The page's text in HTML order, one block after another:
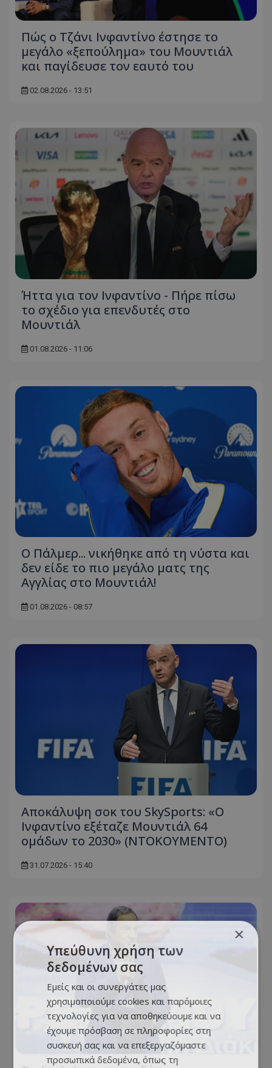
Πώς ο Τζάνι Ινφαντίνο έστησε το
μεγάλο «ξεπούλημα» του Μουντιάλ
και παγίδευσε τον εαυτό του
02.08.2026 - 13:51
Ήττα για τον Ινφαντίνο - Πήρε πίσω
το σχέδιο για επενδυτές στο
Μουντιάλ
01.08.2026 - 11:06
Ο Πάλμερ... νικήθηκε από τη νύστα και
δεν είδε το πιο μεγάλο ματς της
Αγγλίας στο Μουντιάλ!
01.08.2026 - 08:57
Αποκάλυψη σοκ του SkySports: «O
Ινφαντίνο εξέταζε Μουντιάλ 64
ομάδων το 2030» (ΝΤΟΚΟΥΜΕΝΤΟ)
31.07.2026 - 15:40
×
Υπεύθυνη χρήση των
δεδομένων σας
Εμείς και οι συνεργάτες μας
χρησιμοποιούμε cookies και παρόμοιες
τεχνολογίες για να αποθηκεύουμε και να
έχουμε πρόσβαση σε πληροφορίες στη
συσκευή σας και να επεξεργαζόμαστε
προσωπικά δεδομένα, όπως τη